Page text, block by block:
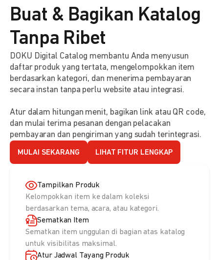
Buat & Bagikan Katalog
Tanpa Ribet
DOKU Digital Catalog membantu Anda menyusun
daftar produk yang tertata, mengelompokkan item
berdasarkan kategori, dan menerima pembayaran
secara instan tanpa perlu website atau integrasi.
Atur dalam hitungan menit, bagikan link atau QR code,
dan mulai terima pesanan dengan pelacakan
pembayaran dan pengiriman yang sudah terintegrasi.
MULAI SEKARANG LIHAT FITUR LENGKAP
Tampilkan Produk
Kelompokkan item ke dalam koleksi
berdasarkan tema, acara, atau kategori.
Sematkan Item
Sematkan item unggulan di bagian atas katalog
untuk visibilitas maksimal.
Atur Jadwal Tayang Produk